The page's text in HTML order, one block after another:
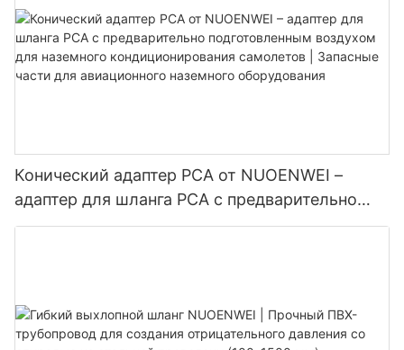
Конический адаптер PCA от NUOENWEI –
адаптер для шланга PCA с предварительно
подготовленным воздухом для наземного